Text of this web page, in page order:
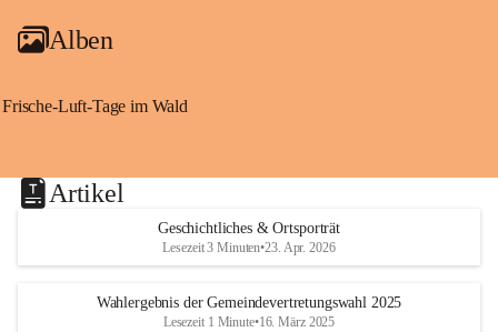
Alben
Frische-Luft-Tage im Wald
Artikel
Geschichtliches & Ortsporträt
Lesezeit 3 Minuten•23. Apr. 2026
Wahlergebnis der Gemeindevertretungswahl 2025
Lesezeit 1 Minute•16. März 2025